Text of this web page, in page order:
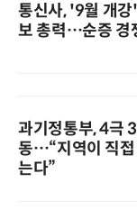
통신사, '9월 개
보 총력…순증 경
과기정통부, 4극
동…“지역이 직접
는다”